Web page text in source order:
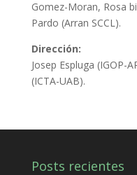
Gomez-Moran, Rosa
Pardo (Arran SCCL).
Dirección:
Josep Espluga (IGOP-
(ICTA-UAB).
Posts recientes